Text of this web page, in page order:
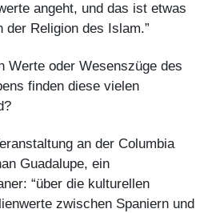
angeht, und das ist etwas
der Religion des Islam.”
Werte oder Wesenszüge des
finden diese vielen
an der Columbia
Guadalupe, ein
“über die kulturellen
zwischen Spaniern und